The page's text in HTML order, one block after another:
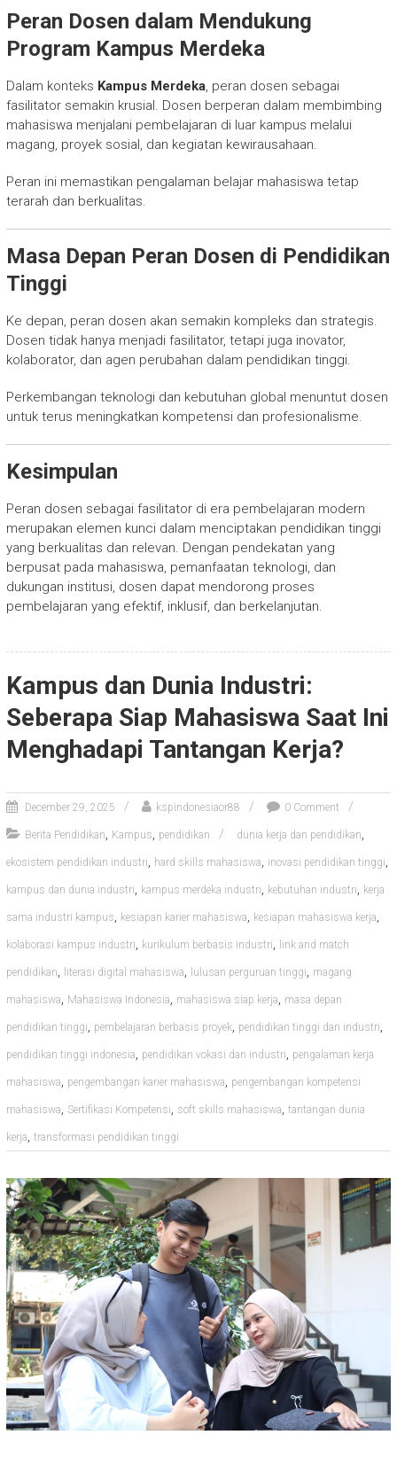
Peran Dosen dalam Mendukung
Program Kampus Merdeka
Dalam konteks Kampus Merdeka, peran dosen sebagai
fasilitator semakin krusial. Dosen berperan dalam membimbing
mahasiswa menjalani pembelajaran di luar kampus melalui
magang, proyek sosial, dan kegiatan kewirausahaan.
Peran ini memastikan pengalaman belajar mahasiswa tetap
terarah dan berkualitas.
Masa Depan Peran Dosen di Pendidikan
Tinggi
Ke depan, peran dosen akan semakin kompleks dan strategis.
Dosen tidak hanya menjadi fasilitator, tetapi juga inovator,
kolaborator, dan agen perubahan dalam pendidikan tinggi.
Perkembangan teknologi dan kebutuhan global menuntut dosen
untuk terus meningkatkan kompetensi dan profesionalisme.
Kesimpulan
Peran dosen sebagai fasilitator di era pembelajaran modern
merupakan elemen kunci dalam menciptakan pendidikan tinggi
yang berkualitas dan relevan. Dengan pendekatan yang
berpusat pada mahasiswa, pemanfaatan teknologi, dan
dukungan institusi, dosen dapat mendorong proses
pembelajaran yang efektif, inklusif, dan berkelanjutan.
Kampus dan Dunia Industri:
Seberapa Siap Mahasiswa Saat Ini
Menghadapi Tantangan Kerja?
December 29, 2025 kspindonesiaor88 0 Comment
Berita Pendidikan, Kampus, pendidikan dunia kerja dan pendidikan,
ekosistem pendidikan industri, hard skills mahasiswa, inovasi pendidikan tinggi,
kampus dan dunia industri, kampus merdeka industri, kebutuhan industri, kerja
sama industri kampus, kesiapan karier mahasiswa, kesiapan mahasiswa kerja,
kolaborasi kampus industri, kurikulum berbasis industri, link and match
pendidikan, literasi digital mahasiswa, lulusan perguruan tinggi, magang
mahasiswa, Mahasiswa Indonesia, mahasiswa siap kerja, masa depan
pendidikan tinggi, pembelajaran berbasis proyek, pendidikan tinggi dan industri,
pendidikan tinggi indonesia, pendidikan vokasi dan industri, pengalaman kerja
mahasiswa, pengembangan karier mahasiswa, pengembangan kompetensi
mahasiswa, Sertifikasi Kompetensi, soft skills mahasiswa, tantangan dunia
kerja, transformasi pendidikan tinggi